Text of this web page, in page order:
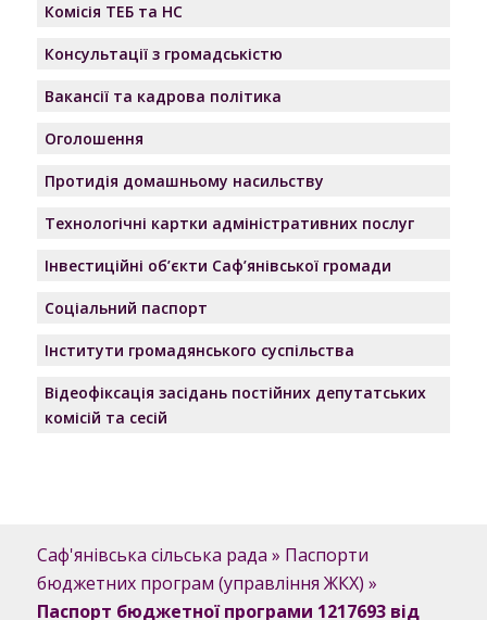
Комісія ТЕБ та НС
Консультації з громадськістю
Вакансії та кадрова політика
Оголошення
Протидія домашньому насильству
Технологічні картки адміністративних послуг
Інвестиційні об’єкти Саф’янівської громади
Соціальний паспорт
Інститути громадянського суспільства
Відеофіксація засідань постійних депутатських
комісій та сесій
Саф'янівська сільська рада » Паспорти
бюджетних програм (управління ЖКХ) »
Паспорт бюджетної програми 1217693 від